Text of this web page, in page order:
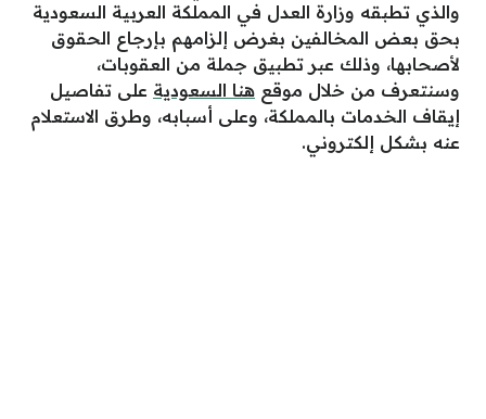
والذي تطبقه وزارة العدل في المملكة العربية السعودية
بحق بعض المخالفين بغرض إلزامهم بإرجاع الحقوق
لأصحابها، وذلك عبر تطبيق جملة من العقوبات،
وسنتعرف من خلال موقع هنا السعودية على تفاصيل
إيقاف الخدمات بالمملكة، وعلى أسبابه، وطرق الاستعلام
عنه بشكل إلكتروني.